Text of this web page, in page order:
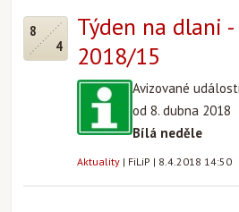
8
4
Týden na dlani -
2018/15
Avizované události
od 8. dubna 2018
Bílá neděle
Aktuality | FiLiP | 8.4.2018 14:50